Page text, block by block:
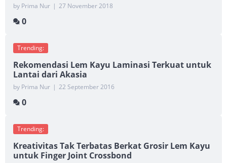
by Prima Nur | 27 November 2018
0
Trending:
Rekomendasi Lem Kayu Laminasi Terkuat untuk
Lantai dari Akasia
by Prima Nur | 22 September 2016
0
Trending:
Kreativitas Tak Terbatas Berkat Grosir Lem Kayu
untuk Finger Joint Crossbond